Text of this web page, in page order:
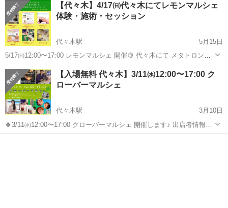
【代々木】4/17㈰代々木にてレモンマルシェ
体験・施術・セッション
代々木駅
5月15日
5/17㈰12:00〜17:00 レモンマルシェ 開催🍋 代々木にて メタトロン受
付中!! ・12:00〜空き ・13:15〜空き ・14:30〜空き ・15:45〜空き
¥5,000〜ドネーシ...
東京 渋谷区 代々木駅 その他
【入場無料 代々木】3/11㈬12:00〜17:00 ク
ローバーマルシェ
代々木駅
3月10日
🍀3/11㈬12:00〜17:00 クローバーマルシェ 開催します♪ 出店者情報が
変更になったので 再投稿です🙏 主催の波動調整メタトロンと サロン